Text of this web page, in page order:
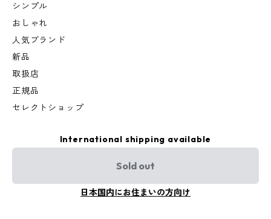
シンプル
おしゃれ
人気ブランド
新品
取扱店
正規品
セレクトショップ
International shipping available
Sold out
日本国内にお住まいの方向け